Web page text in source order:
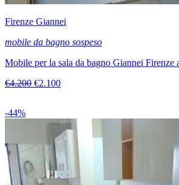
Firenze Giannei
mobile da bagno sospeso
Mobile per la sala da bagno Giannei Firenze
€4.200 €2.100
-44%